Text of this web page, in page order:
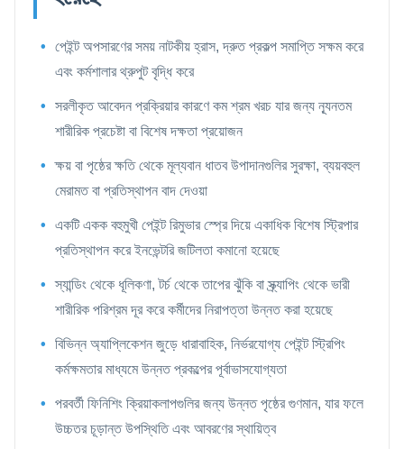
পেইন্ট অপসারণের সময় নাটকীয় হ্রাস, দ্রুত প্রকল্প সমাপ্তি সক্ষম করে
এবং কর্মশালার থ্রুপুট বৃদ্ধি করে
সরলীকৃত আবেদন প্রক্রিয়ার কারণে কম শ্রম খরচ যার জন্য ন্যূনতম
শারীরিক প্রচেষ্টা বা বিশেষ দক্ষতা প্রয়োজন
ক্ষয় বা পৃষ্ঠের ক্ষতি থেকে মূল্যবান ধাতব উপাদানগুলির সুরক্ষা, ব্যয়বহুল
মেরামত বা প্রতিস্থাপন বাদ দেওয়া
একটি একক বহুমুখী পেইন্ট রিমুভার স্প্রে দিয়ে একাধিক বিশেষ স্ট্রিপার
প্রতিস্থাপন করে ইনভেন্টরি জটিলতা কমানো হয়েছে
স্যান্ডিং থেকে ধূলিকণা, টর্চ থেকে তাপের ঝুঁকি বা স্ক্র্যাপিং থেকে ভারী
শারীরিক পরিশ্রম দূর করে কর্মীদের নিরাপত্তা উন্নত করা হয়েছে
বিভিন্ন অ্যাপ্লিকেশন জুড়ে ধারাবাহিক, নির্ভরযোগ্য পেইন্ট স্ট্রিপিং
কর্মক্ষমতার মাধ্যমে উন্নত প্রকল্পের পূর্বাভাসযোগ্যতা
পরবর্তী ফিনিশিং ক্রিয়াকলাপগুলির জন্য উন্নত পৃষ্ঠের গুণমান, যার ফলে
উচ্চতর চূড়ান্ত উপস্থিতি এবং আবরণের স্থায়িত্ব